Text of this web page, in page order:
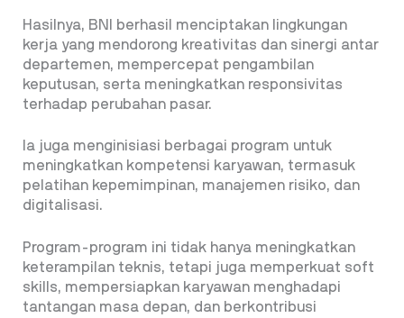
Hasilnya, BNI berhasil menciptakan lingkungan
kerja yang mendorong kreativitas dan sinergi antar
departemen, mempercepat pengambilan
keputusan, serta meningkatkan responsivitas
terhadap perubahan pasar.
Ia juga menginisiasi berbagai program untuk
meningkatkan kompetensi karyawan, termasuk
pelatihan kepemimpinan, manajemen risiko, dan
digitalisasi.
Program-program ini tidak hanya meningkatkan
keterampilan teknis, tetapi juga memperkuat soft
skills, mempersiapkan karyawan menghadapi
tantangan masa depan, dan berkontribusi